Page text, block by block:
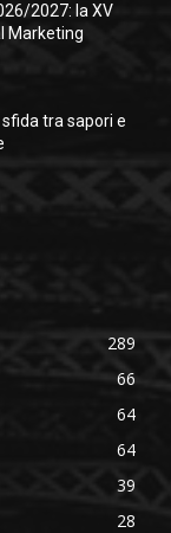
2027: la XV
Marketing
tra sapori e
289
66
64
64
39
28